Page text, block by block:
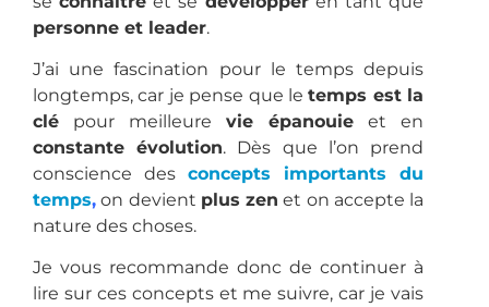
personne et leader.
J’ai une fascination pour le temps depuis
longtemps, car je pense que letemps est la
clé pour meilleure vie épanouie et en
constante évolution. Dès que l’on prend
conscience des concepts importants du
temps, on devient plus zen et on accepte la
nature des choses.
Je vous recommande donc de continuer à
lire sur ces concepts et me suivre, car je vais